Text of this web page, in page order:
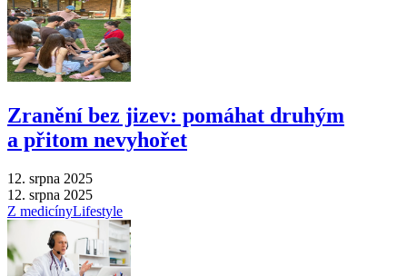
Zranění bez jizev: pomáhat druhým
a přitom nevyhořet
12. srpna 2025
12. srpna 2025
Z medicínyLifestyle